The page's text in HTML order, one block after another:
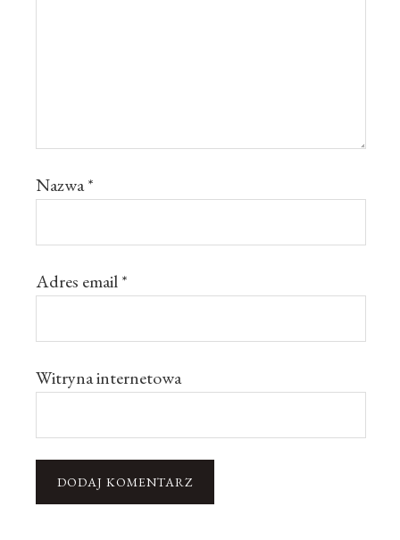
Nazwa*
Adres email*
Witryna internetowa